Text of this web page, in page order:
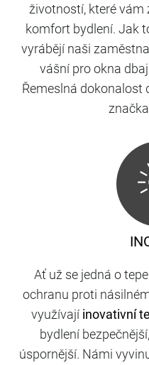
životností, které
komfort bydlení. Jak
vyrábějí naši
vášní pro okna
Řemeslná dokonalost
Ať už se jedná o
ochranu proti
využívají inovativní
bydlení
úspornější. Námi